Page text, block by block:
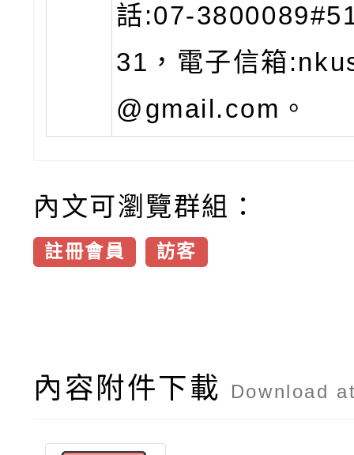
話:07-
31，電子信箱
@gmail.com。
內文可瀏覽群組：
註冊會員 訪客
內容附件下載 Download